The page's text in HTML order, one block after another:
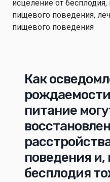
Как
питание
поведения
бесплодия